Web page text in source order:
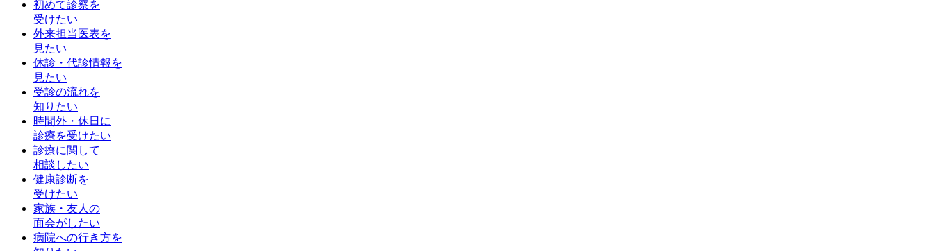
初めて診察を
受けたい
外来担当医表を
見たい
休診・代診情報を
見たい
受診の流れを
知りたい
時間外・休日に
診療を受けたい
診療に関して
相談したい
健康診断を
受けたい
家族・友人の
面会がしたい
病院への行き方を